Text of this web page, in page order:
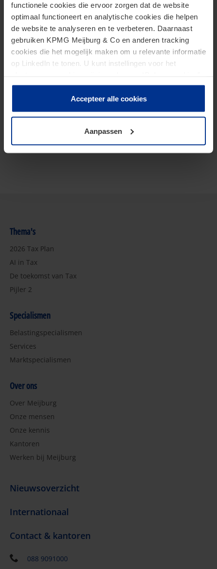
functionele cookies die ervoor zorgen dat de website
optimaal functioneert en analytische cookies die helpen
de website te analyseren en te verbeteren. Daarnaast
gebruiken KPMG Meijburg & Co en anderen tracking
cookies die het mogelijk maken om u relevante informatie
op LinkedIn te tonen. U kunt instellingen voor het
te klikken. Als u op “Accepteer alle cookies” klikt, geeft u
toestemming voor het gebruik van alle cookies. Deze
toestemming kunt u altijd weer intrekken.
Accepteer alle cookies
Aanpassen
Internationaal belastingrecht
Vennootschapsbelasting
Germany desk
Thema's
2026 Tax Plan
AI in Tax
De toekomst van Tax
Pijler 2
Specialismen
Belastingspecialismen
Services
Marktspecialismen
Over ons
Over Meijburg
Onze mensen
Onze kennis
Kantoren
Werken bij Meijburg
Nieuwsoverzicht
Internationaal
Contact & kantoren
088 9091000